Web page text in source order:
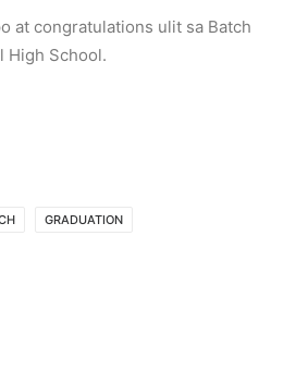
at congratulations ulit sa Batch
High School.
GRADUATION